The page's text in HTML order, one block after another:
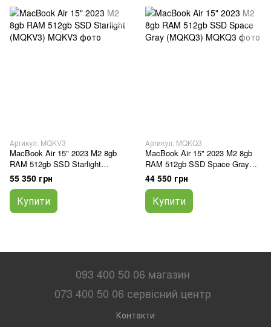
Артикул: MQKV3
MacBook Air 15" 2023 M2 8gb
RAM 512gb SSD Starlight
(MQKV3)
55 350 грн
Купити
Артикул: MQKQ3
MacBook Air 15" 2023 M2 8gb
RAM 512gb SSD Space Gray
(MQKQ3)
44 550 грн
Купити
093 400 50 06 магазин
073 400 50 06 сервісний центр
Контакти